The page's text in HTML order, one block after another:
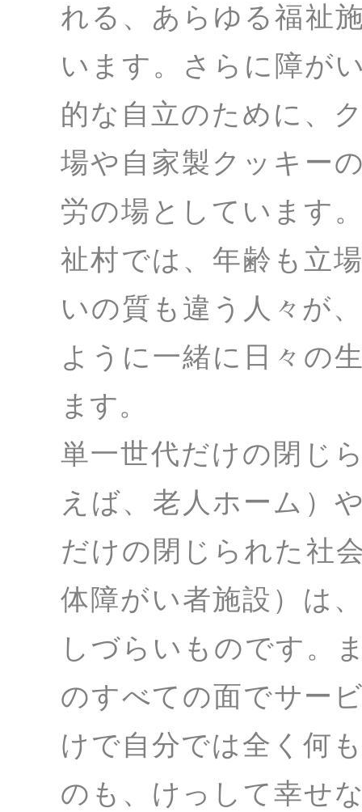
れる、あらゆる福祉
います。さらに障が
的な自立のために、
場や自家製クッキー
労の場としています
祉村では、年齢も立
いの質も違う人々が
ように一緒に日々の
ます。
単一世代だけの閉じ
えば、老人ホーム）
だけの閉じられた社
体障がい者施設）は
しづらいものです。
のすべての面でサー
けで自分では全く何
のも、けっして幸せ